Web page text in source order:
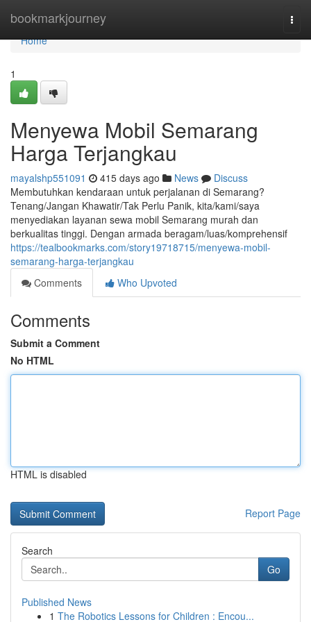
bookmarkjourney
Home
Home
1
Menyewa Mobil Semarang
Harga Terjangkau
mayalshp551091 415 days ago News
Discuss
Membutuhkan kendaraan untuk perjalanan di Semarang?
Tenang/Jangan Khawatir/Tak Perlu Panik, kita/kami/saya
menyediakan layanan sewa mobil Semarang murah dan
berkualitas tinggi. Dengan armada beragam/luas/komprehensif
https://tealbookmarks.com/story19718715/menyewa-mobil-
semarang-harga-terjangkau
Comments
Who Upvoted
Comments
Submit a Comment
No HTML
HTML is disabled
Report Page
Search
Go
Published News
1 The Robotics Lessons for Children : Encou...